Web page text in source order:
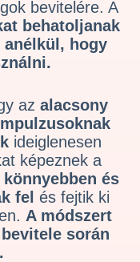
bevitelére. A
behatoljanak
anélkül, hogy
az alacsony
ideiglenesen
képeznek a
könnyebben és
fel és fejtik ki
A módszert
során